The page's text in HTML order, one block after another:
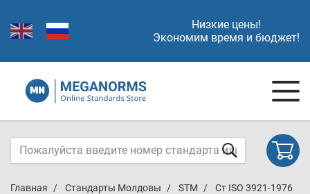
Низкие цены!
Экономим время и бюджет!
Главная Стандарты Молдовы STM Ст ISO 3921-1976